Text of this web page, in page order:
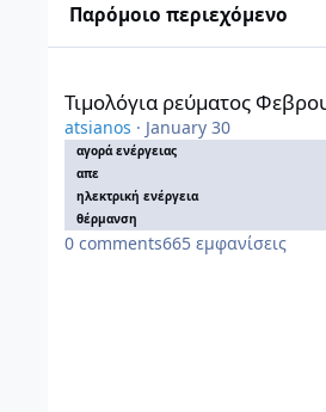
Παρόμοιο περιεχόμενο
Τιμολόγια ρεύματος
atsianos · January 30
αγορά ενέργειας
απε
ηλεκτρική ενέργεια
θέρμανση
0 comments665 εμφανίσεις